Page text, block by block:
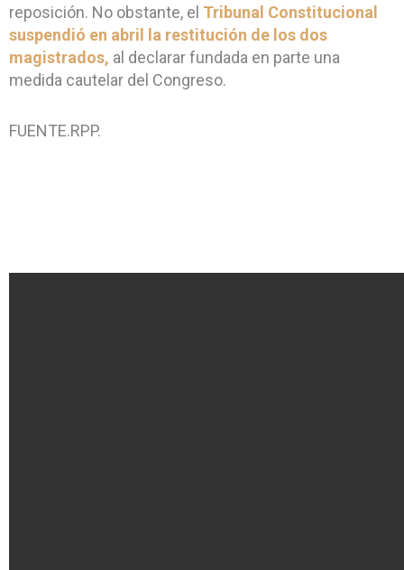
reposición. No obstante, el Tribunal Constitucional
suspendió en abril la restitución de los dos
magistrados, al declarar fundada en parte una
medida cautelar del Congreso.
FUENTE.RPP.